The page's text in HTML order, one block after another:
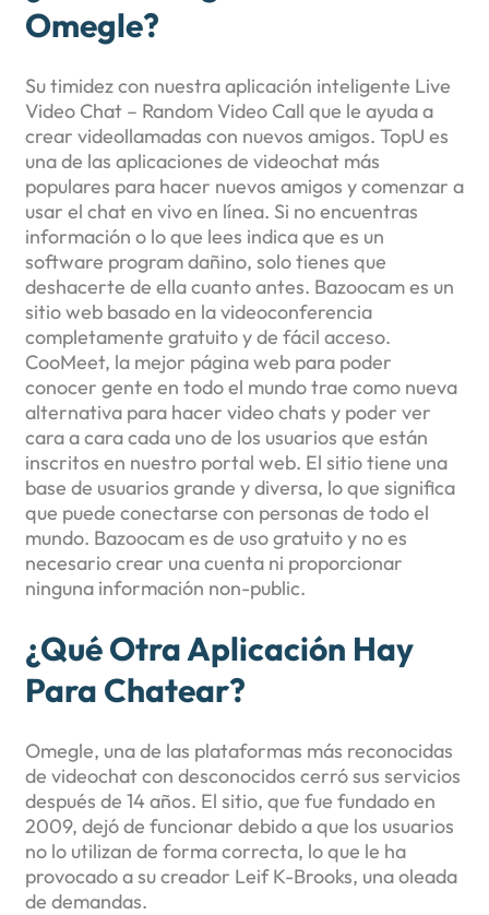
Omegle?
Su timidez con nuestra aplicación inteligente Live
Video Chat – Random Video Call que le ayuda a
crear videollamadas con nuevos amigos. TopU es
una de las aplicaciones de videochat más
populares para hacer nuevos amigos y comenzar a
usar el chat en vivo en línea. Si no encuentras
información o lo que lees indica que es un
software program dañino, solo tienes que
deshacerte de ella cuanto antes. Bazoocam es un
sitio web basado en la videoconferencia
completamente gratuito y de fácil acceso.
CooMeet, la mejor página web para poder
conocer gente en todo el mundo trae como nueva
alternativa para hacer video chats y poder ver
cara a cara cada uno de los usuarios que están
inscritos en nuestro portal web. El sitio tiene una
base de usuarios grande y diversa, lo que significa
que puede conectarse con personas de todo el
mundo. Bazoocam es de uso gratuito y no es
necesario crear una cuenta ni proporcionar
ninguna información non-public.
¿Qué Otra Aplicación Hay
Para Chatear?
Omegle, una de las plataformas más reconocidas
de videochat con desconocidos cerró sus servicios
después de 14 años. El sitio, que fue fundado en
2009, dejó de funcionar debido a que los usuarios
no lo utilizan de forma correcta, lo que le ha
provocado a su creador Leif K-Brooks, una oleada
de demandas.